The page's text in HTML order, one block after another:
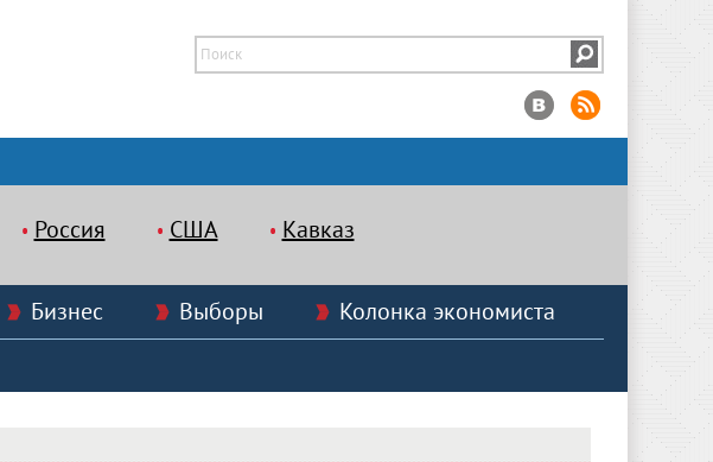
Россия США Кавказ
Бизнес Выборы
Колонка экономиста